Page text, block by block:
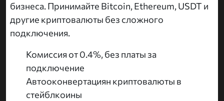
бизнеса. Принимайте Bitcoin, Ethereum, USDT и
другие криптовалюты без сложного
подключения.
Комиссия от 0.4%, без платы за
подключение
Автооконвертациян криптовалюты в
стейблкоины